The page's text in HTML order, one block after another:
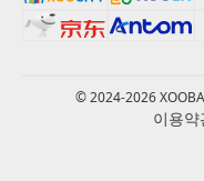
© 2024-2026
이용약